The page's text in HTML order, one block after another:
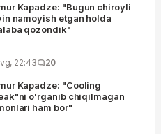
Kapadze: "Bugun chiroyli
namoyish etgan holda
qozondik"
22:43 20
Kapadze: "Cooling
o'rganib chiqilmagan
ham bor"